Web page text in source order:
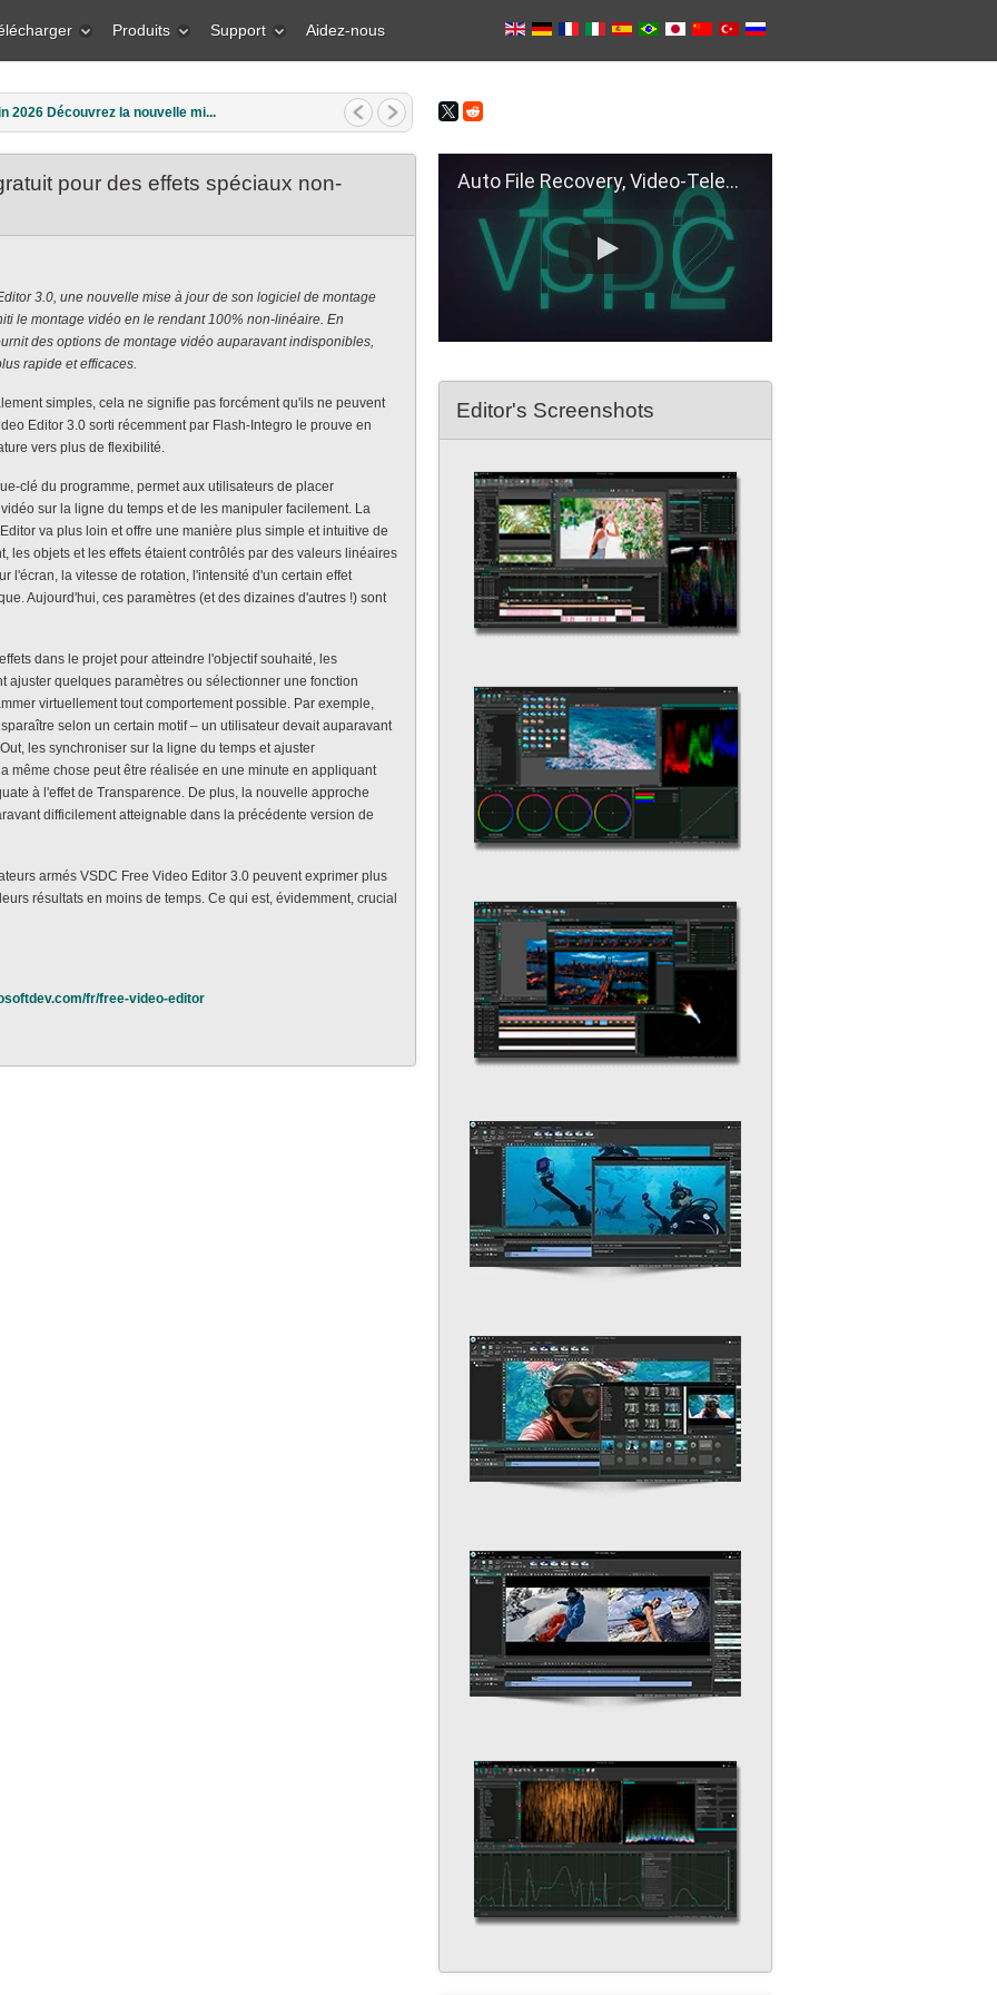
Produits Support Aidez-nous
2026 Découvrez la nouvelle mi...
pour des effets spéciaux non-
3.0, une nouvelle mise à jour de son logiciel de montage
le montage vidéo en le rendant 100% non-linéaire. En
des options de montage vidéo auparavant indisponibles,
rapide et efficaces.
simples, cela ne signifie pas forcément qu'ils ne peuvent
Editor 3.0 sorti récemment par Flash-Integro le prouve en
vers plus de flexibilité.
clé du programme, permet aux utilisateurs de placer
sur la ligne du temps et de les manipuler facilement. La
va plus loin et offre une manière plus simple et intuitive de
les objets et les effets étaient contrôlés par des valeurs linéaires
l'écran, la vitesse de rotation, l'intensité d'un certain effet
Aujourd'hui, ces paramètres (et des dizaines d'autres !) sont
dans le projet pour atteindre l'objectif souhaité, les
ajuster quelques paramètres ou sélectionner une fonction
virtuellement tout comportement possible. Par exemple,
selon un certain motif – un utilisateur devait auparavant
les synchroniser sur la ligne du temps et ajuster
même chose peut être réalisée en une minute en appliquant
à l'effet de Transparence. De plus, la nouvelle approche
difficilement atteignable dans la précédente version de
armés VSDC Free Video Editor 3.0 peuvent exprimer plus
résultats en moins de temps. Ce qui est, évidemment, crucial
fr/free-video-editor
Auto File Recovery, Video-Telemetry Sync, H.266 (VVC)
Editor's Screenshots